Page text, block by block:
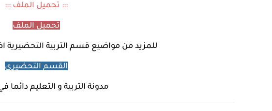
::: تحميل الملف :::
تحميل الملف
للمزيد من مواضيع قسم التربية التحضيرية
القسم التحضيري
مدونة التربية و التعليم دائما